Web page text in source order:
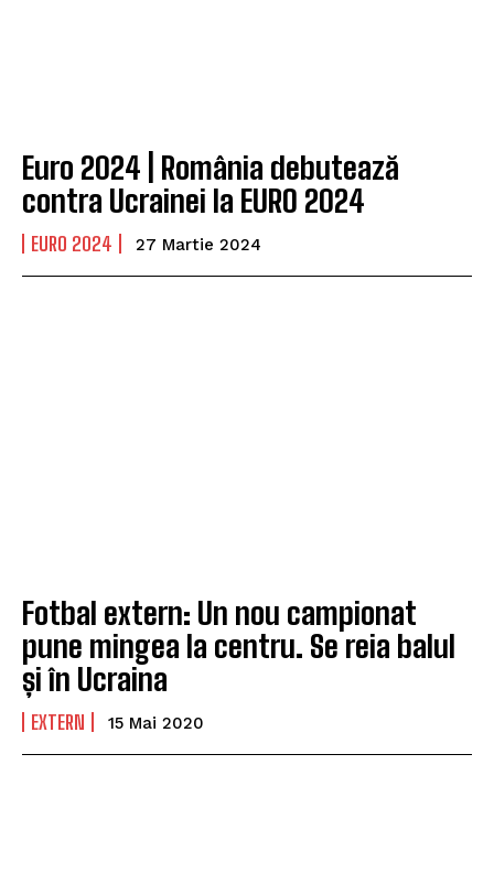
Euro 2024 | România debutează
contra Ucrainei la EURO 2024
EURO 2024 27 Martie 2024
Fotbal extern: Un nou campionat
pune mingea la centru. Se reia balul
și în Ucraina
EXTERN 15 Mai 2020